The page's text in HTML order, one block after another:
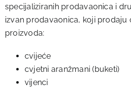
specijaliziranih prodavaonica i
izvan prodavaonica, koji prodaju
proizvoda:
cvijeće
cvjetni aranžmani (buketi)
vijenci